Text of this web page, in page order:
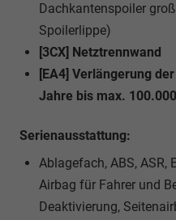
Dachkantenspoiler
Spoilerlippe)
[3CX] Netztrennwand
[EA4] Verlängerung
Jahre bis max.
Serienausstattung:
Ablagefach, ABS, ASR,
Airbag für Fahrer und
Deaktivierung,